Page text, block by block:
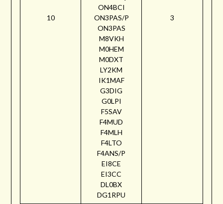
10
ON4BCI
ON3PAS/P
ON3PAS
M8VKH
M0HEM
M0DXT
LY2KM
IK1MAF
G3DIG
G0LPI
F5SAV
F4MUD
F4MLH
F4LTO
F4ANS/P
EI8CE
EI3CC
DL0BX
DG1RPU
3